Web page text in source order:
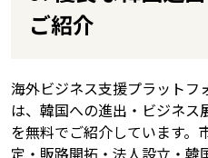
ご紹介
海外ビジネス支援プラット
は、韓国への進出・ビジネス
を無料でご紹介しています。
定・販路開拓・法人設立・韓